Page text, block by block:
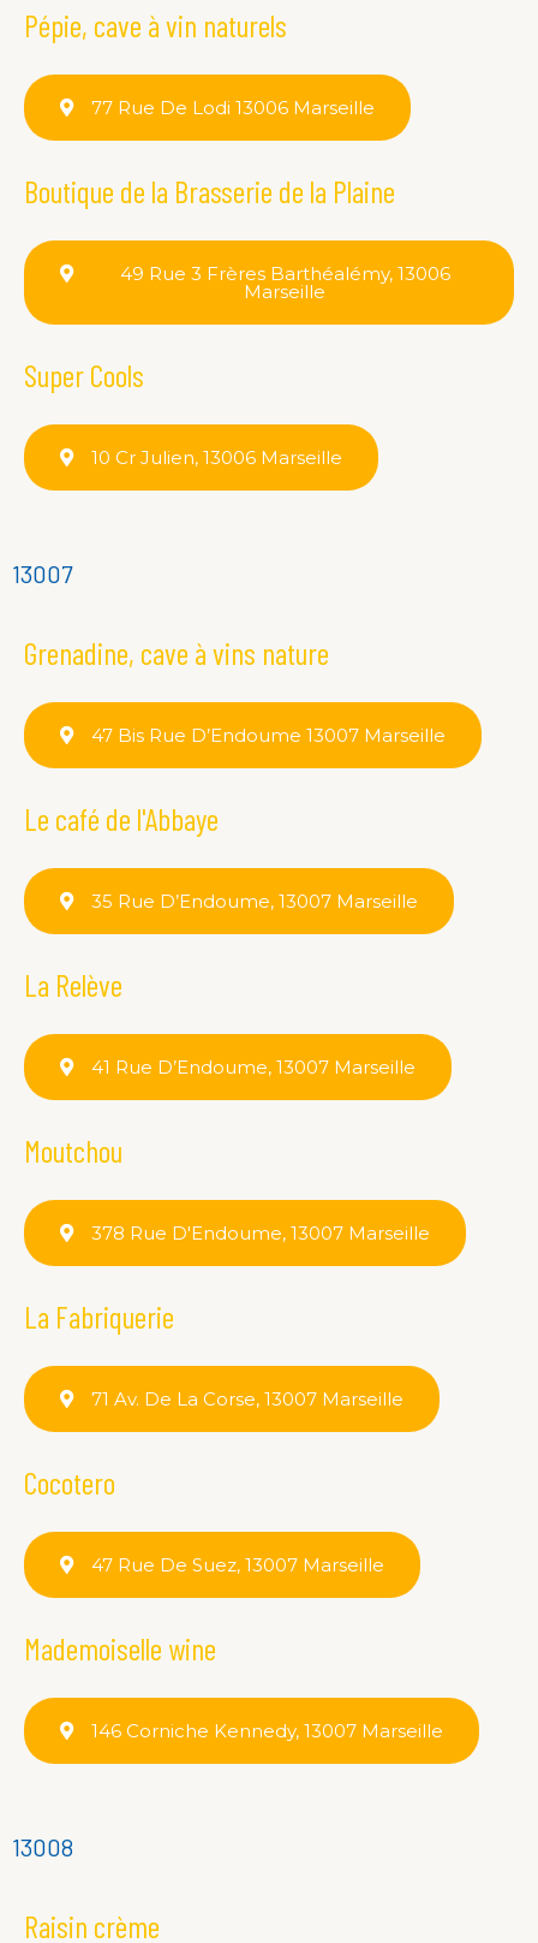
Pépie, cave à vin naturels
77 Rue De Lodi 13006 Marseille
Boutique de la Brasserie de la Plaine
49 Rue 3 Frères Barthéalémy, 13006
Marseille
Super Cools
10 Cr Julien, 13006 Marseille
13007
Grenadine, cave à vins nature
47 Bis Rue D’Endoume 13007 Marseille
Le café de l'Abbaye
35 Rue D’Endoume, 13007 Marseille
La Relève
41 Rue D’Endoume, 13007 Marseille
Moutchou
378 Rue D'Endoume, 13007 Marseille
La Fabriquerie
71 Av. De La Corse, 13007 Marseille
Cocotero
47 Rue De Suez, 13007 Marseille
Mademoiselle wine
146 Corniche Kennedy, 13007 Marseille
13008
Raisin crème